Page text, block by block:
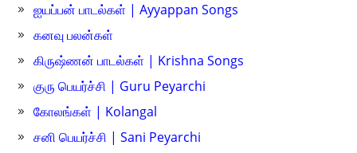
ஐயப்பன் பாடல்கள் | Ayyappan Songs
கனவு பலன்கள்
கிருஷ்ணன் பாடல்கள் | Krishna Songs
குரு பெயர்ச்சி | Guru Peyarchi
கோலங்கள் | Kolangal
சனி பெயர்ச்சி | Sani Peyarchi